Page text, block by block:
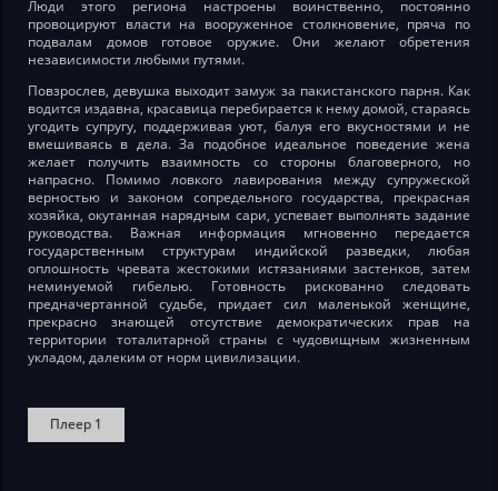
Люди этого региона настроены воинственно, постоянно
провоцируют власти на вооруженное столкновение, пряча по
подвалам домов готовое оружие. Они желают обретения
независимости любыми путями.
Повзрослев, девушка выходит замуж за пакистанского парня. Как
водится издавна, красавица перебирается к нему домой, стараясь
угодить супругу, поддерживая уют, балуя его вкусностями и не
вмешиваясь в дела. За подобное идеальное поведение жена
желает получить взаимность со стороны благоверного, но
напрасно. Помимо ловкого лавирования между супружеской
верностью и законом сопредельного государства, прекрасная
хозяйка, окутанная нарядным сари, успевает выполнять задание
руководства. Важная информация мгновенно передается
государственным структурам индийской разведки, любая
оплошность чревата жестокими истязаниями застенков, затем
неминуемой гибелью. Готовность рискованно следовать
предначертанной судьбе, придает сил маленькой женщине,
прекрасно знающей отсутствие демократических прав на
территории тоталитарной страны с чудовищным жизненным
укладом, далеким от норм цивилизации.
Плеер 1